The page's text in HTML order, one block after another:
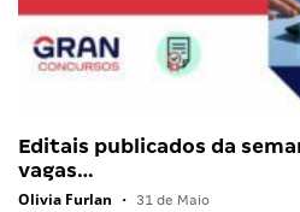
Editais publicados da
vagas…
Olivia Furlan • 31 de Maio